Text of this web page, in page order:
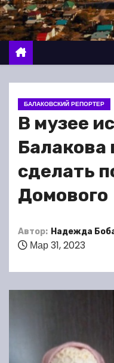
о
м
у
БАЛАКОВСКИЙ РЕПОРТЕР
В музее
Балакова
сделать
Домового
Автор: Надежда
Мар 31, 2023